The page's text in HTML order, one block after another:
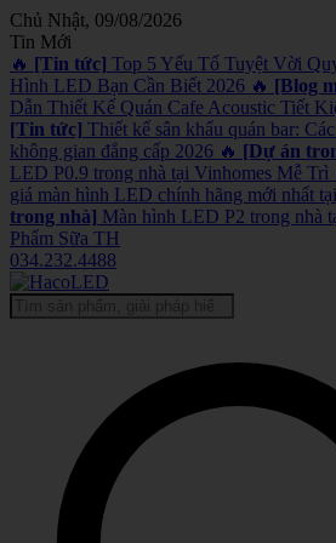
Chủ Nhật, 09/08/2026
Tin Mới
🔥 [Tin tức] Top 5 Yếu Tố Tuyệt Vời
Hình LED Bạn Cần Biết 2026 🔥 [Blog
Dẫn Thiết Kế Quán Cafe Acoustic Tiết
[Tin tức] Thiết kế sân khấu quán bar:
không gian đẳng cấp 2026 🔥 [Dự án
LED P0.9 trong nhà tại Vinhomes Mễ Trì
giá màn hình LED chính hãng mới nhất
trong nhà] Màn hình LED P2 trong nhà
Phẩm Sữa TH
034.232.4488